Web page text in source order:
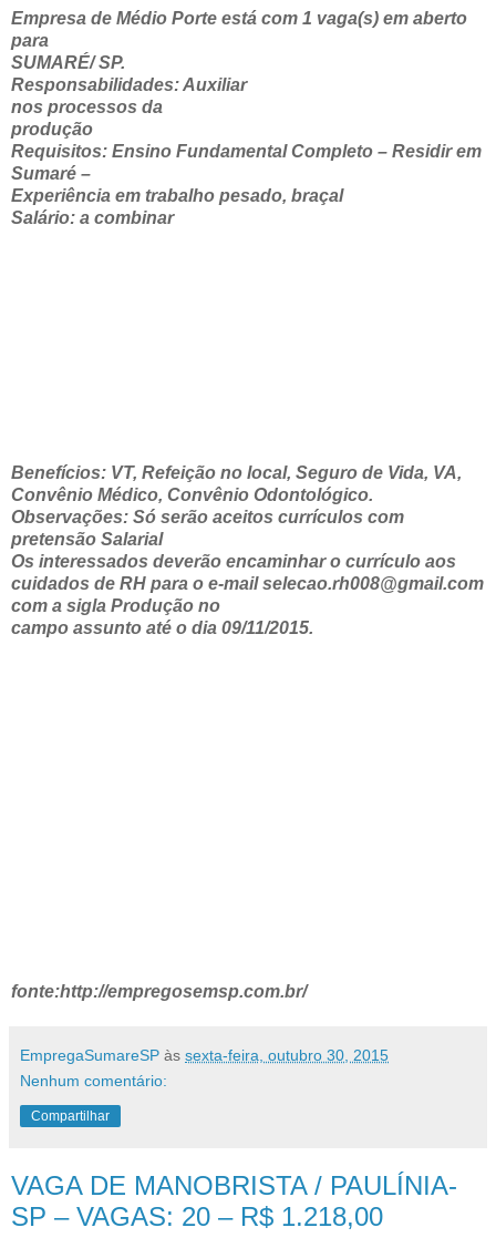
Empresa de Médio Porte está com 1 vaga(s) em aberto
para
SUMARÉ/ SP.
Responsabilidades: Auxiliar
nos processos da
produção
Requisitos: Ensino Fundamental Completo – Residir em
Sumaré –
Experiência em trabalho pesado, braçal
Salário: a combinar
Benefícios: VT, Refeição no local, Seguro de Vida, VA,
Convênio Médico, Convênio Odontológico.
Observações: Só serão aceitos currículos com
pretensão Salarial
Os interessados deverão encaminhar o currículo aos
cuidados de RH para o e-mail selecao.rh008@gmail.com
com a sigla Produção no
campo assunto até o dia 09/11/2015.
fonte:http://empregosemsp.com.br/
EmpregaSumareSP às sexta-feira, outubro 30, 2015
Nenhum comentário:
Compartilhar
VAGA DE MANOBRISTA / PAULÍNIA-
SP – VAGAS: 20 – R$ 1.218,00